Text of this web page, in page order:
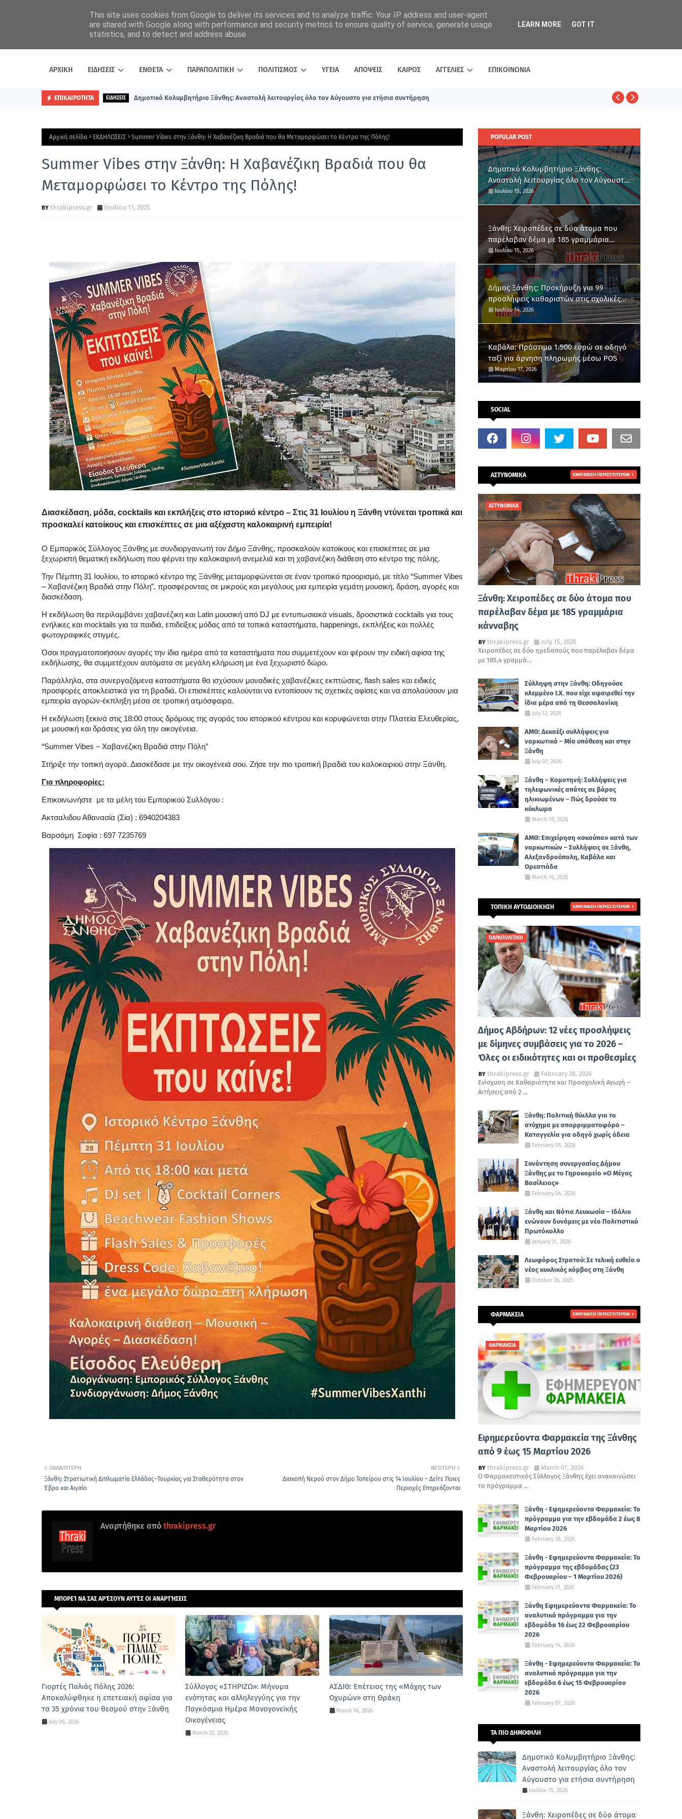
ΑΡΧΙΚΗ ΕΙΔΗΣΕΙΣ ΕΝΘΕΤΑ ΠΑΡΑΠΟΛΙΤΙΚΗ ΠΟΛΙΤΙΣΜΟΣ ΥΓΕΙΑ ΑΠΟΨΕΙΣ ΚΑΙΡΟΣ ΑΓΓΕΛΙΕΣ ΕΠΙΚΟΙΝΩΝΙΑ
ΕΠΙΚΑΙΡΟΤΗΤΑ ΕΙΔΗΣΕΙΣ Δημοτικό Κολυμβητήριο Ξάνθης: Αναστολή λειτουργίας όλο τον Αύγουστο για ετήσια συντήρηση
Αρχική σελίδα ΕΚΔΗΛΩΣΕΙΣ Summer Vibes στην Ξάνθη: Η Χαβανέζικη Βραδιά που θα Μεταμορφώσει το Κέντρο της Πόλης!
Summer Vibes στην Ξάνθη: Η Χαβανέζικη Βραδιά που θα
Μεταμορφώσει το Κέντρο της Πόλης!
thrakipress.gr Ιουλίου 11, 2025
Διασκέδαση, μόδα, cocktails και εκπλήξεις στο ιστορικό κέντρο – Στις 31 Ιουλίου η Ξάνθη ντύνεται τροπικά και
προσκαλεί κατοίκους και επισκέπτες σε μια αξέχαστη καλοκαιρινή εμπειρία!
Ο Εμπορικός Σύλλογος Ξάνθης με συνδιοργανωτή τον Δήμο Ξάνθης, προσκαλούν κατοίκους και επισκέπτες σε μια
ξεχωριστή θεματική εκδήλωση που φέρνει την καλοκαιρινή ανεμελιά και τη χαβανέζικη διάθεση στο κέντρο της πόλης.
Την Πέμπτη 31 Ιουλίου, το ιστορικό κέντρο της Ξάνθης μεταμορφώνεται σε έναν τροπικό προορισμό, με τίτλο “Summer Vibes
– Χαβανέζικη Βραδιά στην Πόλη”, προσφέροντας σε μικρούς και μεγάλους μια εμπειρία γεμάτη μουσική, δράση, αγορές και
διασκέδαση.
Η εκδήλωση θα περιλαμβάνει χαβανέζικη και Latin μουσική από DJ με εντυπωσιακά visuals, δροσιστικά cocktails για τους
ενήλικες και mocktails για τα παιδιά, επιδείξεις μόδας από τα τοπικά καταστήματα, happenings, εκπλήξεις και πολλές
φωτογραφικές στιγμές.
Όσοι πραγματοποιήσουν αγορές την ίδια ημέρα από τα καταστήματα που συμμετέχουν και φέρουν την ειδική αφίσα της
εκδήλωσης, θα συμμετέχουν αυτόματα σε μεγάλη κλήρωση με ένα ξεχωριστό δώρο.
Παράλληλα, στα συνεργαζόμενα καταστήματα θα ισχύσουν μοναδικές χαβανέζικες εκπτώσεις, flash sales και ειδικές
προσφορές αποκλειστικά για τη βραδιά. Οι επισκέπτες καλούνται να εντοπίσουν τις σχετικές αφίσες και να απολαύσουν μια
εμπειρία αγορών-έκπληξη μέσα σε τροπική ατμόσφαιρα.
Η εκδήλωση ξεκινά στις 18:00 στους δρόμους της αγοράς του ιστορικού κέντρου και κορυφώνεται στην Πλατεία Ελευθερίας,
με μουσική και δράσεις για όλη την οικογένεια.
“Summer Vibes – Χαβανέζικη Βραδιά στην Πόλη”
Στήριξε την τοπική αγορά. Διασκέδασε με την οικογένειά σου. Ζήσε την πιο τροπική βραδιά του καλοκαιριού στην Ξάνθη.
Για πληροφορίες:
Επικοινωνήστε με τα μέλη του Εμπορικού Συλλόγου :
Ακτσαλιδου Αθανασία (Σία) : 6940204383
Βαρσάμη Σοφία : 697 7235769
ΝΕΌΤΕΡΗ
Διακοπή Νερού στον Δήμο Τοπείρου στις 14 Ιουλίου – Δείτε Ποιες
Περιοχές Επηρεάζονται
ΠΑΛΑΙΌΤΕΡΗ
Ξάνθη: Στρατιωτική Διπλωματία Ελλάδας–Τουρκίας για Σταθερότητα στον
Έβρο και Αιγαίο
Αναρτήθηκε από thrakipress.gr
ΜΠΟΡΕΊ ΝΑ ΣΑΣ ΑΡΈΣΟΥΝ ΑΥΤΈΣ ΟΙ ΑΝΑΡΤΉΣΕΙΣ
Γιορτές Παλιάς Πόλης 2026:
Αποκαλύφθηκε η επετειακή αφίσα για
τα 35 χρόνια του θεσμού στην Ξάνθη
July 06, 2026
Σύλλογος «ΣΤΗΡΙΖΩ»: Μήνυμα
ενότητας και αλληλεγγύης για την
Παγκόσμια Ημέρα Μονογονεϊκής
Οικογένειας
March 22, 2026
ΑΣΔΙΘ: Επέτειος της «Μάχης των
Οχυρών» στη Θράκη
March 16, 2026
POPULAR POST
Δημοτικό Κολυμβητήριο Ξάνθης:
Αναστολή λειτουργίας όλο τον Αύγουστο
για ετήσια συντήρηση
Ιουλίου 15, 2026
Ξάνθη: Χειροπέδες σε δύο άτομα που
παρέλαβαν δέμα με 185 γραμμάρια
κάνναβης
Ιουλίου 15, 2026
Δήμος Ξάνθης: Προκήρυξη για 99
προσλήψεις καθαριστών στις σχολικές
μονάδες
Ιουλίου 14, 2026
Καβάλα: Πρόστιμο 1.500 ευρώ σε οδηγό
ταξί για άρνηση πληρωμής μέσω POS
Μαρτίου 17, 2026
SOCIAL
ΑΣΤΥΝΟΜΙΚΑ ΕΜΦΆΝΙΣΗ ΠΕΡΙΣΣΌΤΕΡΩΝ
ΑΣΤΥΝΟΜΙΚΑ
Ξάνθη: Χειροπέδες σε δύο άτομα που
παρέλαβαν δέμα με 185 γραμμάρια
κάνναβης
thrakipress.gr
July 15, 2026
Χειροπέδες σε δύο ημεδαπούς που παρέλαβαν δέμα
με 185,4 γραμμά…
Σύλληψη στην Ξάνθη: Οδηγούσε
κλεμμένο Ι.Χ. που είχε αφαιρεθεί την
ίδια μέρα από τη Θεσσαλονίκη
July 12, 2026
ΑΜΘ: Δεκαέξι συλλήψεις για
ναρκωτικά – Μία υπόθεση και στην
Ξάνθη
July 07, 2026
Ξάνθη – Κομοτηνή: Συλλήψεις για
τηλεφωνικές απάτες σε βάρος
ηλικιωμένων – Πώς δρούσε το
κύκλωμα
March 18, 2026
ΑΜΘ: Επιχείρηση «σκούπα» κατά των
ναρκωτικών – Συλλήψεις σε Ξάνθη,
Αλεξανδρούπολη, Καβάλα και
Ορεστιάδα
March 16, 2026
ΤΟΠΙΚΗ ΑΥΤΟΔΙΟΙΚΗΣΗ ΕΜΦΆΝΙΣΗ ΠΕΡΙΣΣΌΤΕΡΩΝ
ΠΑΡΑΠΟΛΙΤΙΚΗ
Δήμος Αβδήρων: 12 νέες προσλήψεις
με δίμηνες συμβάσεις για το 2026 –
Όλες οι ειδικότητες και οι προθεσμίες
thrakipress.gr
February 28, 2026
Ενίσχυση σε Καθαριότητα και Προσχολική Αγωγή –
Αιτήσεις από 2 …
Ξάνθη: Πολιτική θύελλα για το
ατύχημα με απορριμματοφόρο –
Καταγγελία για οδηγό χωρίς άδεια
February 05, 2026
Συνάντηση συνεργασίας Δήμου
Ξάνθης με το Γηροκομείο «Ο Μέγας
Βασίλειος»
February 04, 2026
Ξάνθη και Νότια Λευκωσία – Ιδάλιο
ενώνουν δυνάμεις με νέο Πολιτιστικό
Πρωτόκολλο
January 31, 2026
Λεωφόρος Στρατού: Σε τελική ευθεία ο
νέος κυκλικός κόμβος στη Ξάνθη
October 26, 2025
ΦΑΡΜΑΚΕΙΑ ΕΜΦΆΝΙΣΗ ΠΕΡΙΣΣΌΤΕΡΩΝ
ΦΑΡΜΑΚΕΙΑ
Εφημερεύοντα Φαρμακεία της Ξάνθης
από 9 έως 15 Μαρτίου 2026
thrakipress.gr
March 07, 2026
Ο Φαρμακευτικός Σύλλογος Ξάνθης έχει ανακοινώσει
το πρόγραμμα …
Ξάνθη - Εφημερεύοντα Φαρμακεία: Το
πρόγραμμα για την εβδομάδα 2 έως 8
Μαρτίου 2026
February 28, 2026
Ξάνθη - Εφημερεύοντα Φαρμακεία: Το
πρόγραμμα της εβδομάδας (23
Φεβρουαρίου – 1 Μαρτίου 2026)
February 21, 2026
Ξάνθη Εφημερεύοντα Φαρμακεία: Το
αναλυτικό πρόγραμμα για την
εβδομάδα 16 έως 22 Φεβρουαρίου
2026
February 14, 2026
Ξάνθη - Εφημερεύοντα Φαρμακεία: Το
αναλυτικό πρόγραμμα για την
εβδομάδα 6 έως 15 Φεβρουαρίου
2026
February 07, 2026
ΤΑ ΠΙΟ ΔΗΜΟΦΙΛΗ
Δημοτικό Κολυμβητήριο Ξάνθης:
Αναστολή λειτουργίας όλο τον
Αύγουστο για ετήσια συντήρηση
Ιουλίου 15, 2026
Ξάνθη: Χειροπέδες σε δύο άτομα
This site uses cookies from Google to deliver its services and to analyze traffic. Your IP address and user-agent
are shared with Google along with performance and security metrics to ensure quality of service, generate usage
statistics, and to detect and address abuse.
LEARN MORE GOT IT